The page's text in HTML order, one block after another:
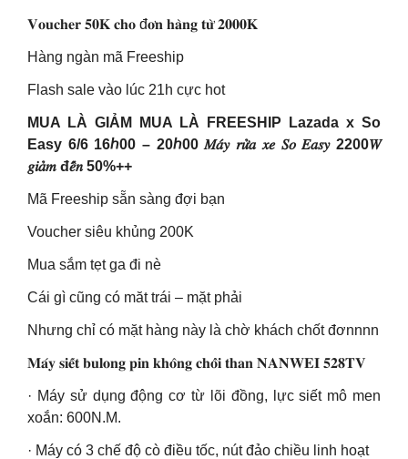
𝐕𝐨𝐮𝐜𝐡𝐞𝐫 𝟓𝟎𝐊 𝐜𝐡𝐨 đ𝐨̛𝐧 𝐡𝐚̀𝐧𝐠 𝐭𝐮̛̀ 𝟐𝟎𝟎𝟎𝐊
Hàng ngàn mã Freeship
Flash sale vào lúc 21h cực hot
MUA LÀ GIẢM MUA LÀ FREESHIP Lazada x So
Easy 6/6 16ℎ00 – 20ℎ00 𝑀𝑎́𝑦 𝑟𝑢̛̉𝑎 𝑥𝑒 𝑆𝑜 𝐸𝑎𝑠𝑦 2200𝑊
𝑔𝑖𝑎̉𝑚 đ𝑒̂́𝑛 50%++
Mã Freeship sẵn sàng đợi bạn
Voucher siêu khủng 200K
Mua sắm tẹt ga đi nè
Cái gì cũng có măt trái – mặt phải
Nhưng chỉ có mặt hàng này là chờ khách chốt đơnnnn
𝐌𝐚́𝐲 𝐬𝐢𝐞̂́𝐭 𝐛𝐮𝐥𝐨𝐧𝐠 𝐩𝐢𝐧 𝐤𝐡𝐨̂𝐧𝐠 𝐜𝐡𝐨̂̉𝐢 𝐭𝐡𝐚𝐧 𝐍𝐀𝐍𝐖𝐄𝐈 𝟓𝟐𝟖𝐓𝐕
· Máy sử dụng động cơ từ lõi đồng, lực siết mô men
xoắn: 600N.M.
· Máy có 3 chế độ cò điều tốc, nút đảo chiều linh hoạt